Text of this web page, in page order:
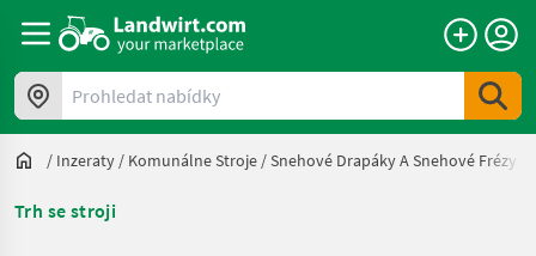
Prohledat nabídky
/ Inzeraty / Komunálne Stroje /Snehové Drapáky A Snehové Frézy
Trh se stroji